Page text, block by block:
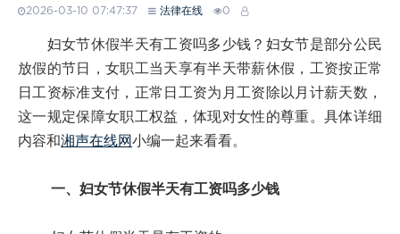
2026-03-10 07:47:37 法律在线 0
妇女节休假半天有工资吗多少钱？妇女节是部分公民
放假的节日，女职工当天享有半天带薪休假，工资按正常
日工资标准支付，正常日工资为月工资除以月计薪天数，
这一规定保障女职工权益，体现对女性的尊重。具体详细
内容和湘声在线网小编一起来看看。
一、妇女节休假半天有工资吗多少钱